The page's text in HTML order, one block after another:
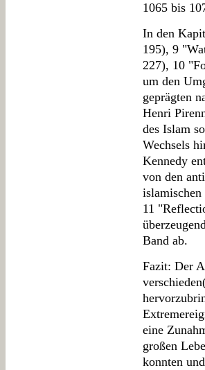
1065 bis
In den
195), 9
227), 10
um den
geprägten
Henri
des Islam
Wechsels
Kennedy
von den
11
Band ab.
Fazit: Der
eine
großen
konnten